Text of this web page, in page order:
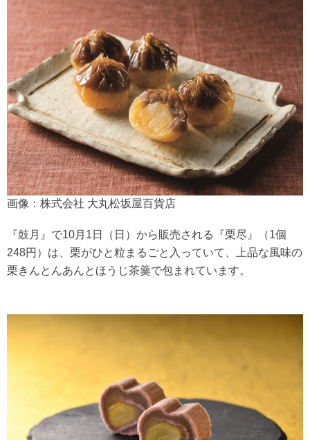
画像：株式会社 大丸松坂屋百貨店
『鼓月』で10月1日（日）から販売される『栗尽』（1個
248円）は、栗がひと粒まるごと入っていて、上品な風味の
栗きんとんあんとほうじ茶羹で包まれています。